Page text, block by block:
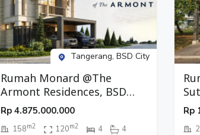
Tangerang, BSD City
Rumah Monard @The
Armont Residences, BSD
City, Tangerang
Rp 4.875.000.000
158m2 120m2 4 4
Rp